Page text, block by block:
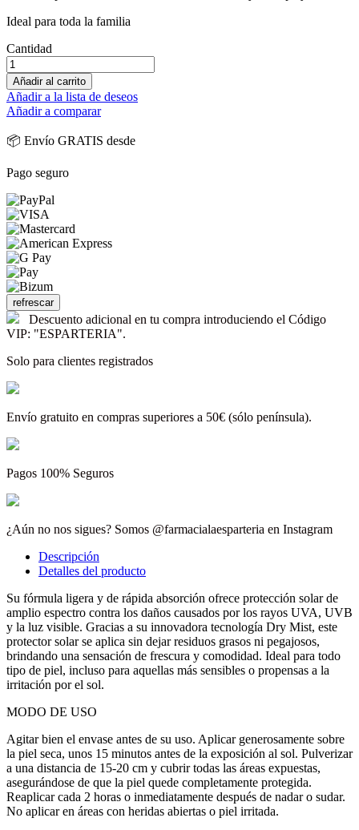
Ideal para toda la familia
Cantidad
Añadir al carrito
Añadir a la lista de deseos
Añadir a comparar
📦 Envío GRATIS desde
Pago seguro
Descuento adicional en tu compra introduciendo el Código
VIP: "ESPARTERIA".
Solo para clientes registrados
Envío gratuito en compras superiores a 50€ (sólo península).
Pagos 100% Seguros
¿Aún no nos sigues? Somos @farmacialaesparteria en Instagram
Descripción
Detalles del producto
Su fórmula ligera y de rápida absorción ofrece protección solar de
amplio espectro contra los daños causados por los rayos UVA, UVB
y la luz visible. Gracias a su innovadora tecnología Dry Mist, este
protector solar se aplica sin dejar residuos grasos ni pegajosos,
brindando una sensación de frescura y comodidad. Ideal para todo
tipo de piel, incluso para aquellas más sensibles o propensas a la
irritación por el sol.
MODO DE USO
Agitar bien el envase antes de su uso. Aplicar generosamente sobre
la piel seca, unos 15 minutos antes de la exposición al sol. Pulverizar
a una distancia de 15-20 cm y cubrir todas las áreas expuestas,
asegurándose de que la piel quede completamente protegida.
Reaplicar cada 2 horas o inmediatamente después de nadar o sudar.
No aplicar en áreas con heridas abiertas o piel irritada.